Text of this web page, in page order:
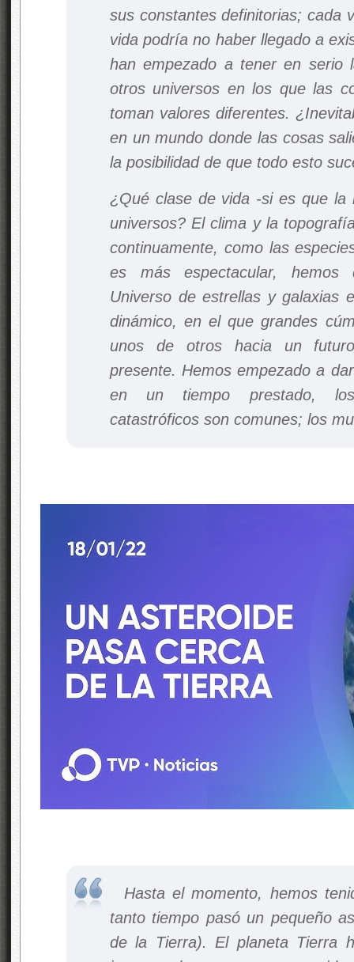
sus constantes definitorias; cada
vida podría no haber llegado a
han empezado a tener en serio
otros universos en los que las
toman valores diferentes.
en un mundo donde las cosas
la posibilidad de que todo esto
¿Qué clase de vida -si es que la
universos? El clima y la
continuamente, como las
es más espectacular, hemos
Universo de estrellas y galaxias
dinámico, en el que grandes
unos de otros hacia un
presente. Hemos empezado a
en un tiempo prestado, los
catastróficos son comunes; los
Hasta el momento, hemos
tanto tiempo pasó un pequeño
de la Tierra). El planeta Tierra